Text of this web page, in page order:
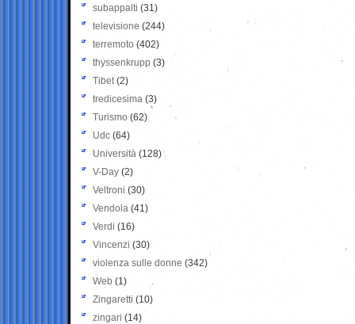
subappalti (31)
televisione(244)
terremoto (402)
thyssenkrupp (3)
Tibet(2)
tredicesima (3)
Turismo (62)
Udc (64)
Università (128)
V-Day (2)
Veltroni (30)
Vendola (41)
Verdi (16)
Vincenzi (30)
violenza sulle donne (342)
Web (1)
Zingaretti (10)
zingari (14)